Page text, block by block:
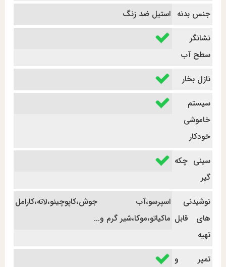
جنس بدنه استیل ضد زنگ
نشانگر
سطح آب
نازل بخار
سیستم
خاموشی
خودکار
سینی چکه
گیر
نوشیدنی
های قابل
تهیه
اسپرسو،آب جوش،کاپوچینو،لاته،کارامل
ماکیاتو،موکا،شیر گرم و...
تمپر و